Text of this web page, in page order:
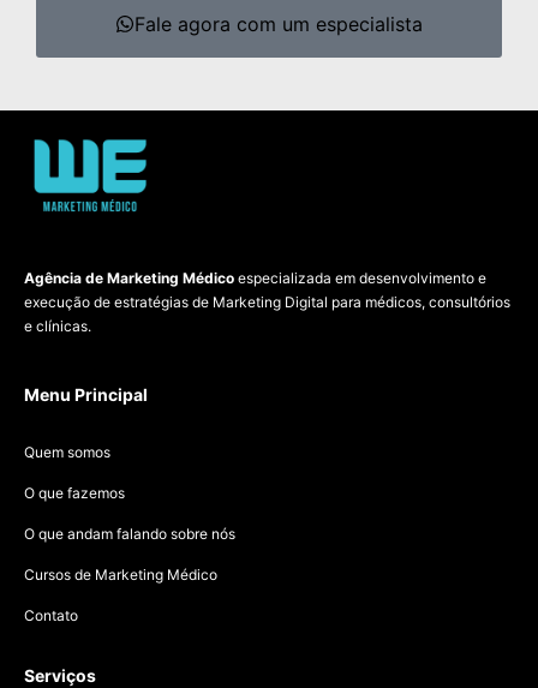
Fale agora com um especialista
Agência de Marketing Médico especializada em desenvolvimento e
execução de estratégias de Marketing Digital para médicos, consultórios
e clínicas.
Menu Principal
Quem somos
O que fazemos
O que andam falando sobre nós
Cursos de Marketing Médico
Contato
Serviços